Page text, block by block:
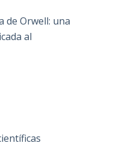
de Orwell: una
al